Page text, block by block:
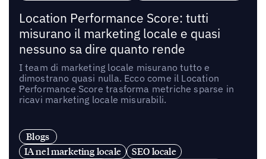
Location Performance Score: tutti
misurano il marketing locale e quasi
nessuno sa dire quanto rende
I team di marketing locale misurano tutto e
dimostrano quasi nulla. Ecco come il Location
Performance Score trasforma metriche sparse in
ricavi marketing locale misurabili.
Blogs
IA nel marketing locale
SEO locale